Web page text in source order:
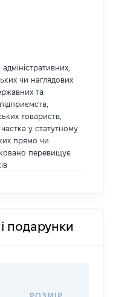
чи наглядових
та
товариств,
у статутному
прямо чи
перевищує
подарунки